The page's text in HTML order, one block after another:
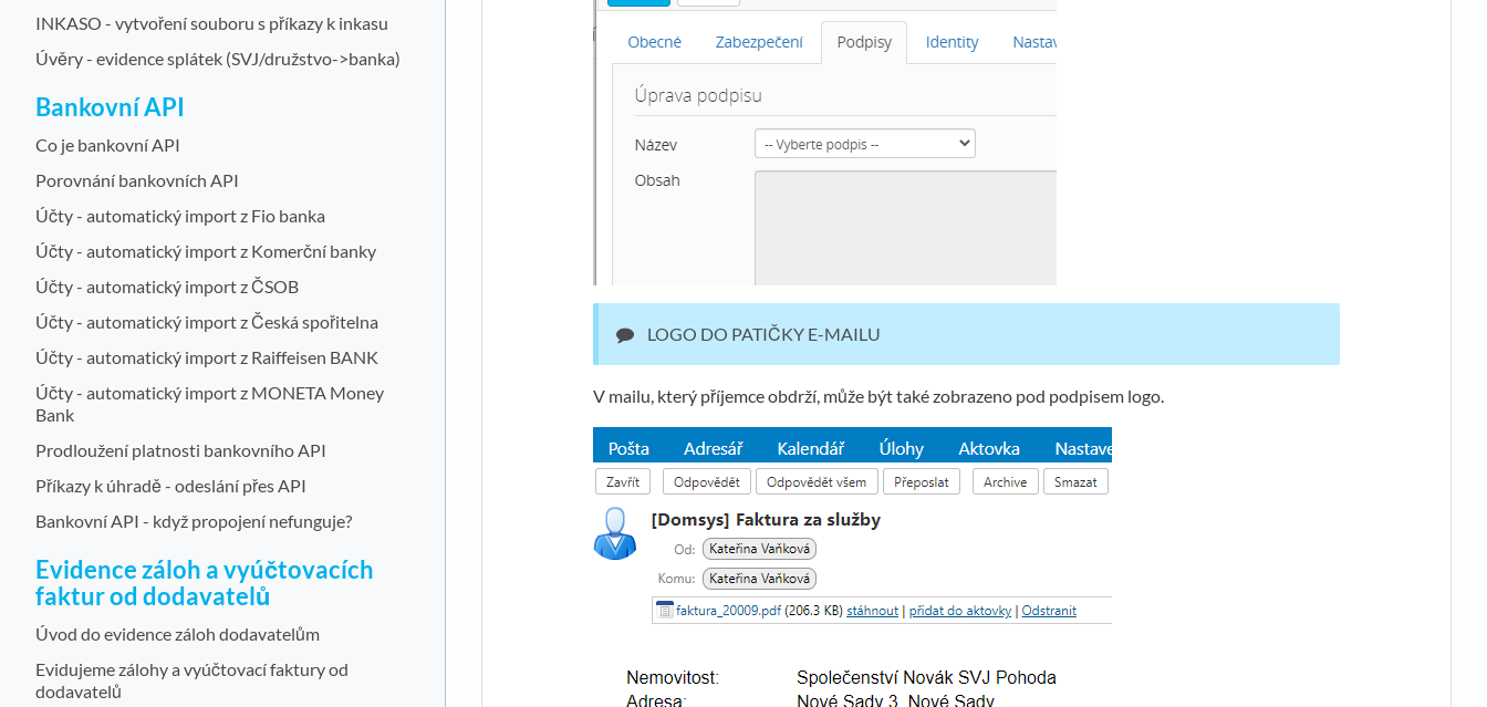
INKASO - vytvoření souboru s příkazy k inkasu
Úvěry - evidence splátek (SVJ/družstvo->banka)
Bankovní API
Co je bankovní API
Porovnání bankovních API
Účty - automatický import z Fio banka
Účty - automatický import z Komerční banky
Účty - automatický import z ČSOB
Účty - automatický import z Česká spořitelna
Účty - automatický import z Raiffeisen BANK
Účty - automatický import z MONETA Money
Bank
Prodloužení platnosti bankovního API
Příkazy k úhradě - odeslání přes API
Bankovní API - když propojení nefunguje?
Evidence záloh a vyúčtovacích
faktur od dodavatelů
Úvod do evidence záloh dodavatelům
Evidujeme zálohy a vyúčtovací faktury od
dodavatelů
LOGO DO PATIČKY E-MAILU
V mailu, který příjemce obdrží, může být také zobrazeno pod podpisem logo.